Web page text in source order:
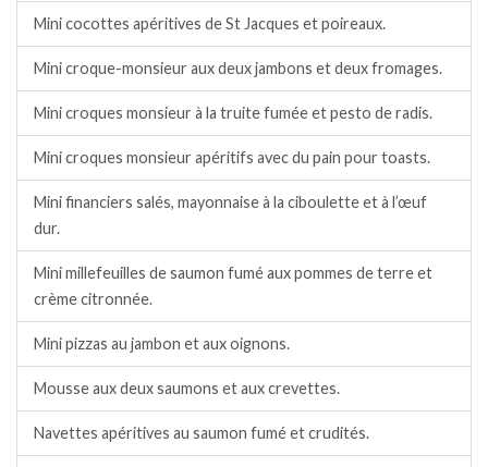
Mini cocottes apéritives de St Jacques et poireaux.
Mini croque-monsieur aux deux jambons et deux fromages.
Mini croques monsieur à la truite fumée et pesto de radis.
Mini croques monsieur apéritifs avec du pain pour toasts.
Mini financiers salés, mayonnaise à la ciboulette et à l’œuf
dur.
Mini millefeuilles de saumon fumé aux pommes de terre et
crème citronnée.
Mini pizzas au jambon et aux oignons.
Mousse aux deux saumons et aux crevettes.
Navettes apéritives au saumon fumé et crudités.